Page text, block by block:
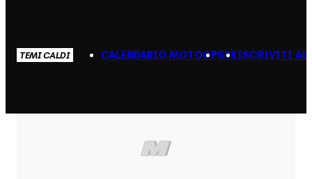
TEMI CALDI CALENDARIO MOTOGPSBKISCRIVITI AL